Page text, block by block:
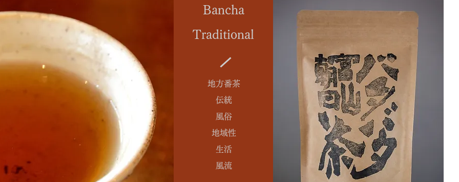
Bancha
Traditional
地方番茶
伝統
風俗
地域性
生活
風流